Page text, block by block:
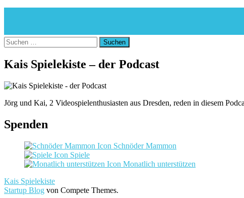
Suchen
nach:
Kais Spielekiste – der Podcast
Jörg und Kai, 2 Videospielenthusiasten aus Dresden, reden in diesem
Spenden
Schnöder Mammon
Spiele
Monatlich unterstützen
Kais Spielekiste
Startup Blog von Compete Themes.